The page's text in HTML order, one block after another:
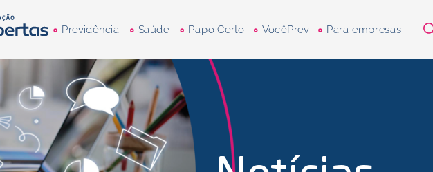
Previdência Saúde Papo Certo VocêPrev Para empresas